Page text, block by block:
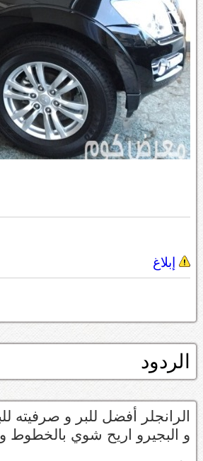
إبلاغ
الردود
الرانجلر أفضل للبر و صرفيته
و البجيرو اريح شوي بالخطوط و